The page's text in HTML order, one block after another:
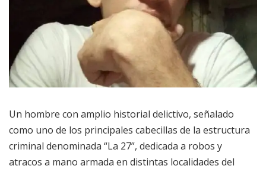
Un hombre con amplio historial delictivo, señalado
como uno de los principales cabecillas de la estructura
criminal denominada “La 27”, dedicada a robos y
atracos a mano armada en distintas localidades del